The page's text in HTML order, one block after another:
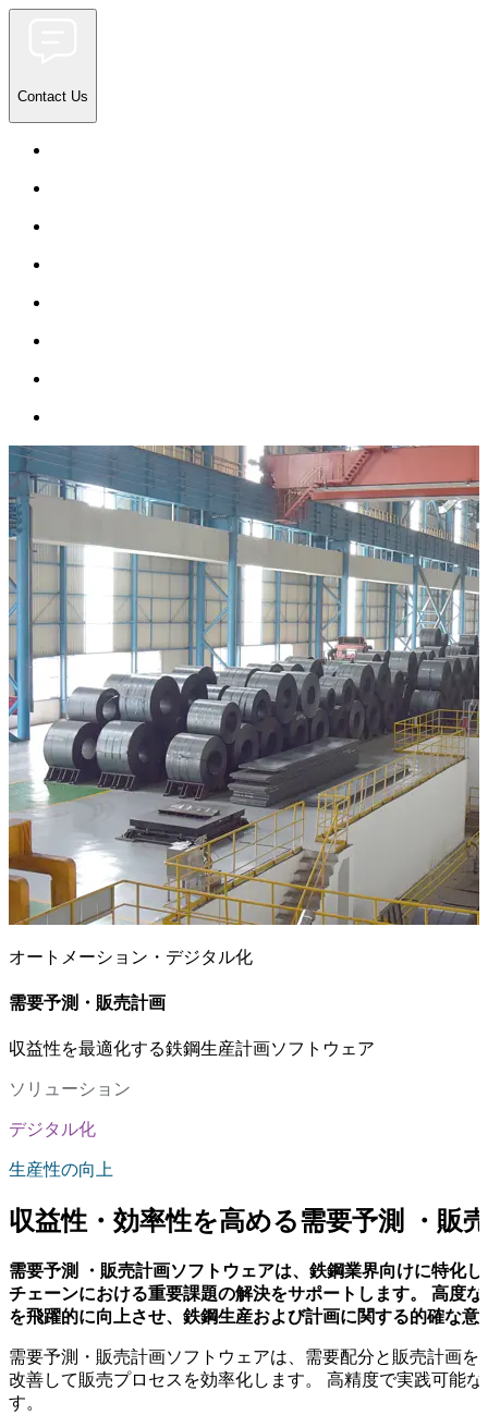
Contact Us
オートメーション・デジタル化
需要予測・販売計画
収益性を最適化する鉄鋼生産計画ソフトウェア
ソリューション
デジタル化
生産性の向上
収益性・効率性を高める需要予測 ・販
需要予測 ・販売計画ソフトウェアは、鉄鋼業界向けに特化
チェーンにおける重要課題の解決をサポートします。 高度
を飛躍的に向上させ、鉄鋼生産および計画に関する的確な意
需要予測・販売計画ソフトウェアは、需要配分と販売計画
改善して販売プロセスを効率化します。 高精度で実践可能
す。